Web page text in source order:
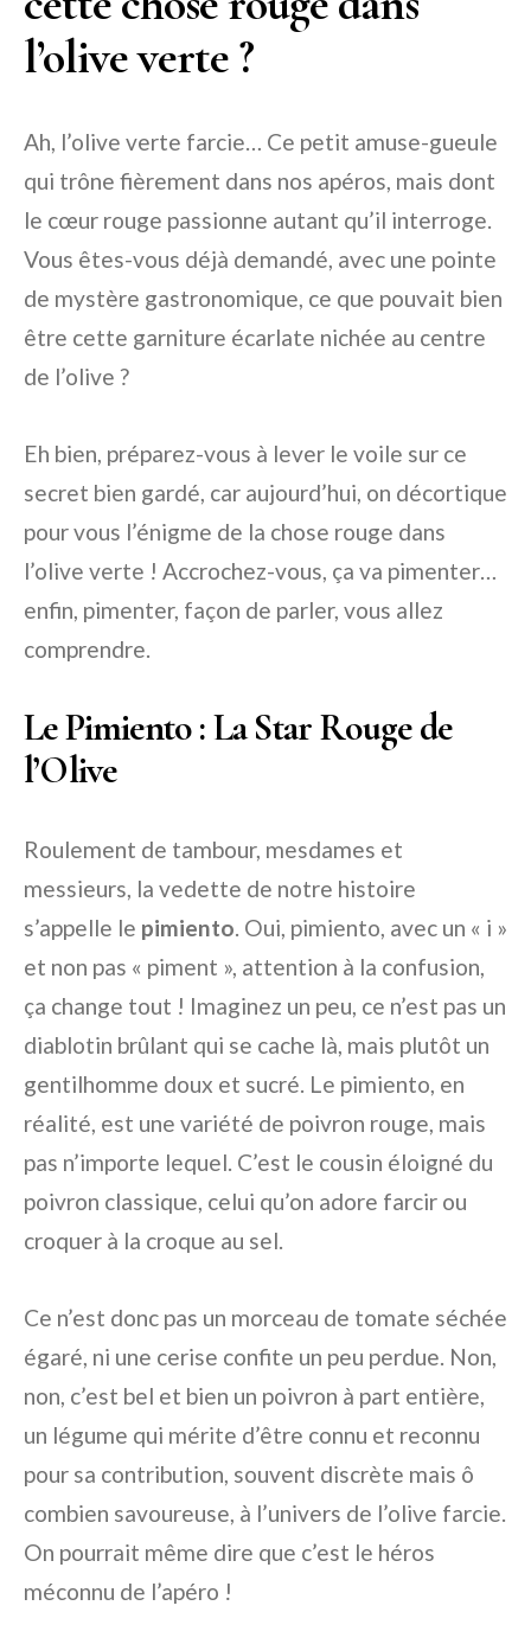
l’olive verte ?
Ah, l’olive verte farcie… Ce petit amuse-gueule
qui trône fièrement dans nos apéros, mais dont
le cœur rouge passionne autant qu’il interroge.
Vous êtes-vous déjà demandé, avec une pointe
de mystère gastronomique, ce que pouvait bien
être cette garniture écarlate nichée au centre
de l’olive ?
Eh bien, préparez-vous à lever le voile sur ce
secret bien gardé, car aujourd’hui, on décortique
pour vous l’énigme de la chose rouge dans
l’olive verte ! Accrochez-vous, ça va pimenter…
enfin, pimenter, façon de parler, vous allez
comprendre.
Le Pimiento : La Star Rouge de
l’Olive
Roulement de tambour, mesdames et
messieurs, la vedette de notre histoire
s’appelle le pimiento. Oui, pimiento, avec un « i »
et non pas « piment », attention à la confusion,
ça change tout ! Imaginez un peu, ce n’est pas un
diablotin brûlant qui se cache là, mais plutôt un
gentilhomme doux et sucré. Le pimiento, en
réalité, est une variété de poivron rouge, mais
pas n’importe lequel. C’est le cousin éloigné du
poivron classique, celui qu’on adore farcir ou
croquer à la croque au sel.
Ce n’est donc pas un morceau de tomate séchée
égaré, ni une cerise confite un peu perdue. Non,
non, c’est bel et bien un poivron à part entière,
un légume qui mérite d’être connu et reconnu
pour sa contribution, souvent discrète mais ô
combien savoureuse, à l’univers de l’olive farcie.
On pourrait même dire que c’est le héros
méconnu de l’apéro !